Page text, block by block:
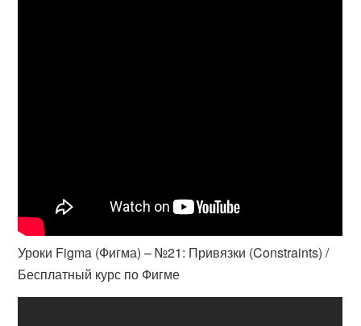
Уроки Figma (Фигма) – №21: Привязки (Constraints) /
Бесплатный курс по Фигме